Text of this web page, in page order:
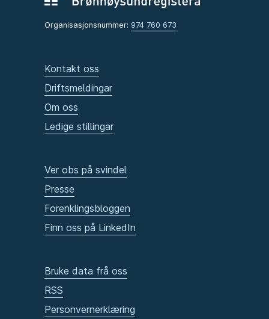
Organisasjonsnummer: 974 760 673
Kontakt oss
Driftsmeldingar
Om oss
Ledige stillingar
Ver obs på svindel
Presse
Forenklingsbloggen
Finn oss på LinkedIn
Bruke data frå oss
RSS
Personvernerklæring